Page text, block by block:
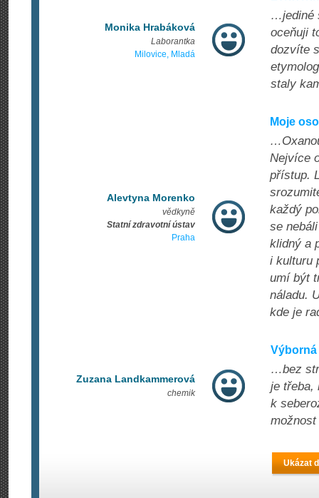
Monika Hrabáková
Laborantka
Milovice, Mladá
…jediné
oceňuji
dozvíte
staly
Alevtyna Morenko
vědkyně
Statní zdravotní ústav
Praha
Moje
Nejvíce
přístup.
každý
se
klidný a
i kulturu
umí být
náladu.
kde je
Zuzana Landkammerová
chemik
…bez
je třeba,
k
Ukázat